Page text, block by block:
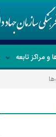
و مراکز تابعه